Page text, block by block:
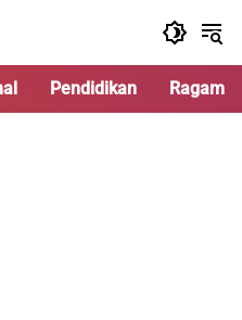
Pendidikan Ragam